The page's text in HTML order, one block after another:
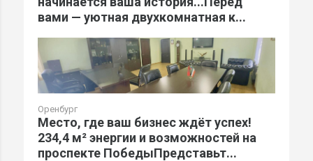
вами — уютная двухкомнатная к...
Оренбург
Место, где ваш бизнес ждёт успех!
234,4 м² энергии и возможностей на
проспекте ПобедыПредставьт...